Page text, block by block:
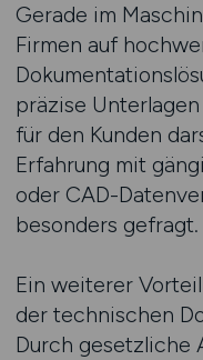
Gerade im
Firmen auf
präzise
für den Kunden
Erfahrung mit
oder CAD-
besonders gefragt.
Ein weiterer
der technischen
Durch gesetzliche